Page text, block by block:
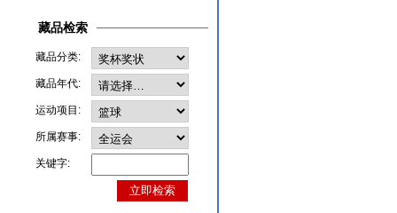
藏品检索
藏品分类:
藏品年代:
运动项目:
所属赛事:
关键字: